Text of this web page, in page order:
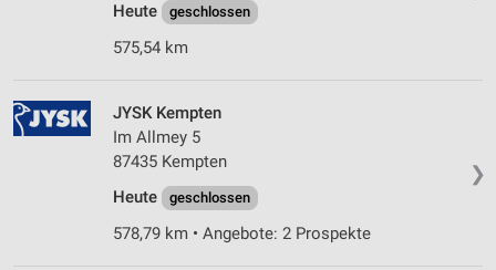
Heute
geschlossen
575,54 km
❯
JYSK Kempten
Im Allmey 5
87435 Kempten
Heute
geschlossen
578,79 km • Angebote: 2 Prospekte